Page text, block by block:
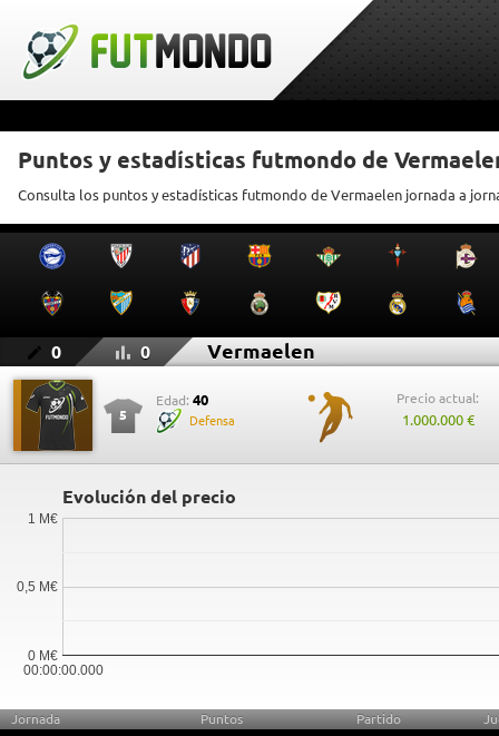
Puntos y estadísticas futmondo de
Consulta los puntos y estadísticas futmondo de Vermaelen jornada a
0 0 Vermaelen
5
Edad: 40
Defensa
Precio actual:
1.000.000 €
Evolución del precio
00:00:00.000
0 M€
0,5 M€
1 M€
Jornada Puntos Partido